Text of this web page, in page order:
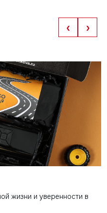
‹ ›
жизни и уверенности в